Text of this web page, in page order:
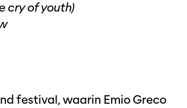
cry of youth)
festival, waarin Emio Greco